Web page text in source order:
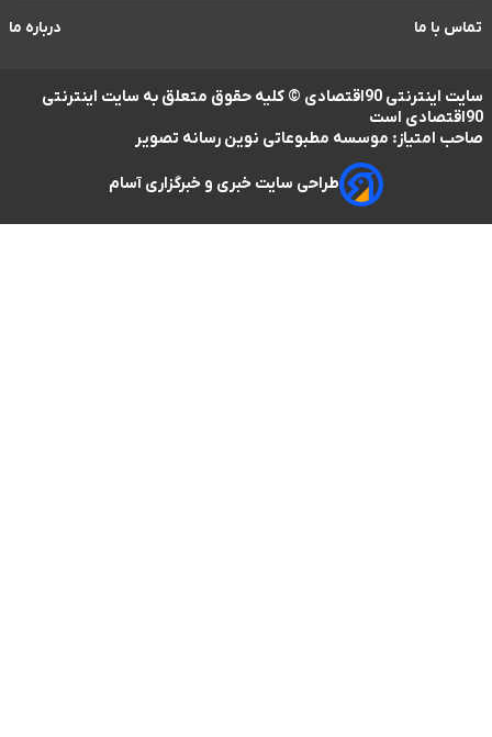
سایت اینترنتی 90اقتصادی © کلیه حقوق متعلق به سایت اینترنتی
موسسه مطبوعاتی نوین رسانه تصویر
طراحی سایت خبری و خبرگزاری آسام